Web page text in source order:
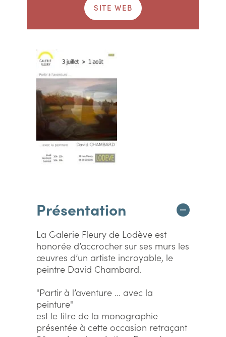
SITE WEB
Présentation
La Galerie Fleury de Lodève est
honorée d’accrocher sur ses murs les
œuvres d’un artiste incroyable, le
peintre David Chambard.
"Partir à l’aventure ... avec la
peinture"
est le titre de la monographie
présentée à cette occasion retraçant